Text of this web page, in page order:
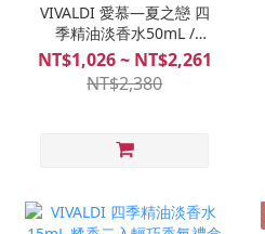
VIVALDI 愛慕—夏之戀 四
季精油淡香水50mL /
15mL
NT$1,026 ~ NT$2,261
NT$2,380